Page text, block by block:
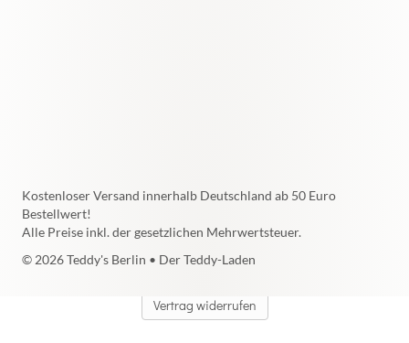
© 2026 Teddy's Berlin • Der Teddy-Laden
Kostenloser Versand innerhalb Deutschland ab 50 Euro
Bestellwert!
Alle Preise inkl. der gesetzlichen Mehrwertsteuer.
Vertrag widerrufen